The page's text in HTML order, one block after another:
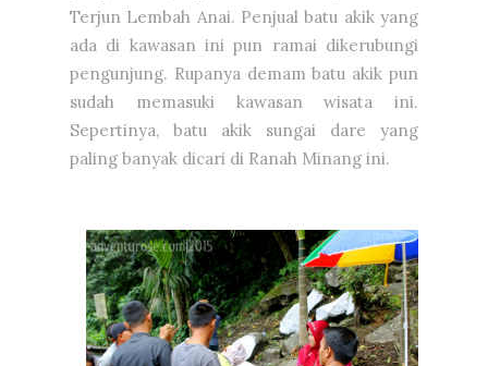
Terjun Lembah Anai. Penjual batu akik yang
ada di kawasan ini pun ramai dikerubungi
pengunjung. Rupanya demam batu akik pun
sudah memasuki kawasan wisata ini.
Sepertinya, batu akik sungai dare yang
paling banyak dicari di Ranah Minang ini.